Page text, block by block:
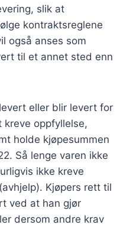
slik at
kontraktsreglene
også anses som
til et annet sted enn
eller blir levert for
kreve oppfyllelse,
holde kjøpesummen
Så lenge varen ikke
ikke kreve
Kjøpers rett til
ved at han gjør
dersom andre krav